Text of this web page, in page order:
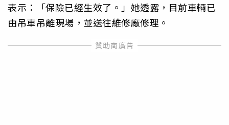
表示：「保險已經生效了。」她透露，目前車輛已
由吊車吊離現場，並送往維修廠修理。